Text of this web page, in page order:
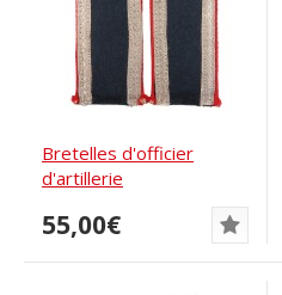
Bretelles d'officier
d'artillerie
55,00€